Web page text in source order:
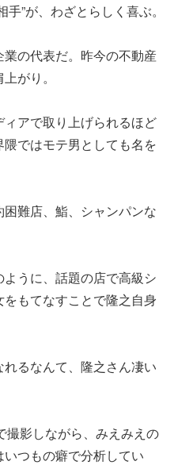
”が、わざとらしく喜ぶ。
の代表だ。昨今の不動産
がり。
アで取り上げられるほど
ではモテ男としても名を
難店、鮨、シャンパンな
うに、話題の店で高級シ
もてなすことで隆之自身
れるなんて、隆之さん凄い
撮影しながら、みえみえの
つもの癖で分析してい